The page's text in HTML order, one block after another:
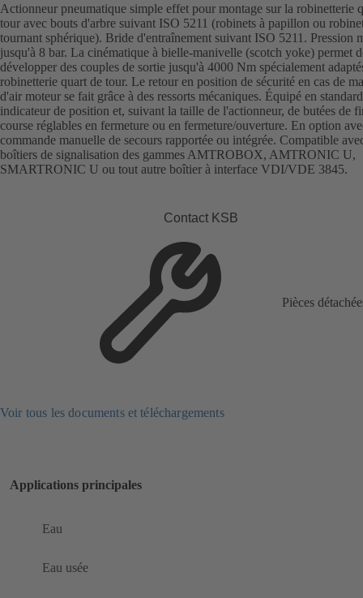
Actionneur pneumatique simple effet pour montage sur la robinetterie
tour avec bouts d'arbre suivant ISO 5211 (robinets à papillon ou
tournant sphérique). Bride d'entraînement suivant ISO 5211. Pression
jusqu'à 8 bar. La cinématique à bielle-manivelle (scotch yoke) permet
développer des couples de sortie jusqu'à 4000 Nm spécialement
robinetterie quart de tour. Le retour en position de sécurité en cas de
d'air moteur se fait grâce à des ressorts mécaniques. Équipé en
indicateur de position et, suivant la taille de l'actionneur, de butées de
course réglables en fermeture ou en fermeture/ouverture. En option
commande manuelle de secours rapportée ou intégrée. Compatible
boîtiers de signalisation des gammes AMTROBOX, AMTRONIC U,
SMARTRONIC U ou tout autre boîtier à interface VDI/VDE 3845.
Contact KSB
Pièces
Voir tous les documents et téléchargements
Applications principales
Eau
Eau usée